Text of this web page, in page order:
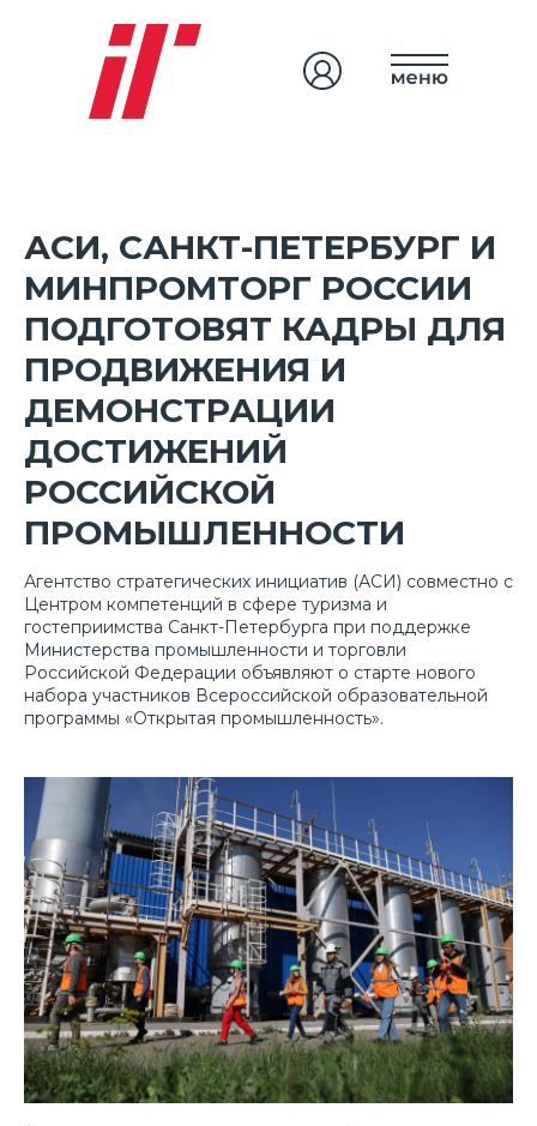
АСИ, САНКТ-ПЕТЕРБУРГ И
МИНПРОМТОРГ РОССИИ
ПОДГОТОВЯТ КАДРЫ ДЛЯ
ПРОДВИЖЕНИЯ И
ДЕМОНСТРАЦИИ
ДОСТИЖЕНИЙ
РОССИЙСКОЙ
ПРОМЫШЛЕННОСТИ
Агентство стратегических инициатив (АСИ) совместно с
Центром компетенций в сфере туризма и
гостеприимства Санкт-Петербурга при поддержке
Министерства промышленности и торговли
Российской Федерации объявляют о старте нового
набора участников Всероссийской образовательной
программы «Открытая промышленность».